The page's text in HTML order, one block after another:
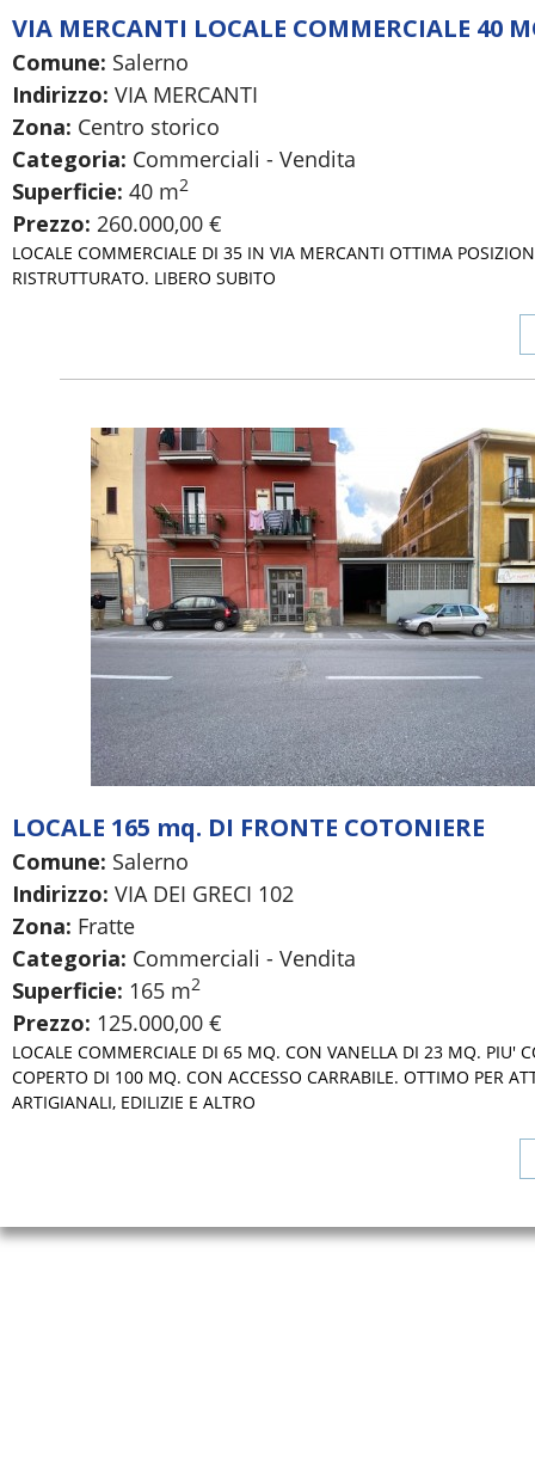
VIA MERCANTI LOCALE COMMERCIALE 40
Comune: Salerno
Indirizzo: VIA MERCANTI
Zona: Centro storico
Categoria: Commerciali - Vendita
Superficie: 40 m2
Prezzo: 260.000,00 €
LOCALE COMMERCIALE DI 35 IN VIA MERCANTI OTTIMA
RISTRUTTURATO. LIBERO SUBITO
LOCALE 165 mq. DI FRONTE COTONIERE
Comune: Salerno
Indirizzo: VIA DEI GRECI 102
Zona: Fratte
Categoria: Commerciali - Vendita
Superficie: 165 m2
Prezzo: 125.000,00 €
LOCALE COMMERCIALE DI 65 MQ. CON VANELLA DI 23 MQ. PIU'
COPERTO DI 100 MQ. CON ACCESSO CARRABILE. OTTIMO PER
ARTIGIANALI, EDILIZIE E ALTRO